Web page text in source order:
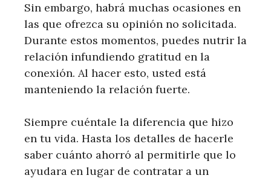
Sin embargo, habrá muchas ocasiones en
las que ofrezca su opinión no solicitada.
Durante estos momentos, puedes nutrir la
relación infundiendo gratitud en la
conexión. Al hacer esto, usted está
manteniendo la relación fuerte.
Siempre cuéntale la diferencia que hizo
en tu vida. Hasta los detalles de hacerle
saber cuánto ahorró al permitirle que lo
ayudara en lugar de contratar a un